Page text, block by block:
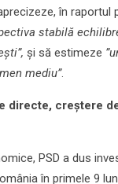
în raportul
stabilă
și să estimeze
mediu”.
directe, creștere
PSD a dus
în primele 9